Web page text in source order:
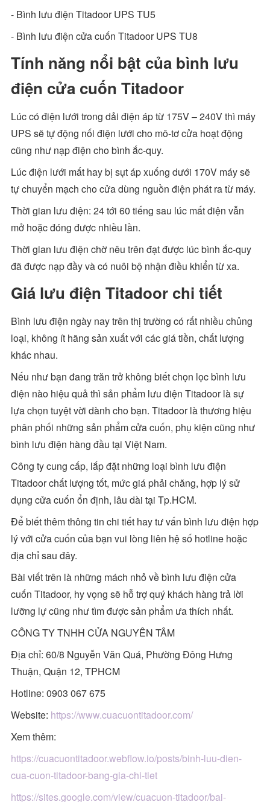
- Bình lưu điện Titadoor UPS TU5
- Bình lưu điện cửa cuốn Titadoor UPS TU8
Tính năng nổi bật của bình lưu
điện cửa cuốn Titadoor
Lúc có điện lưới trong dải điện áp từ 175V – 240V thì máy
UPS sẽ tự động nối điện lưới cho mô-tơ cửa hoạt động
cũng như nạp điện cho bình ắc-quy.
Lúc điện lưới mất hay bị sụt áp xuống dưới 170V máy sẽ
tự chuyển mạch cho cửa dùng nguồn điện phát ra từ máy.
Thời gian lưu điện: 24 tới 60 tiếng sau lúc mất điện vẫn
mở hoặc đóng được nhiều lần.
Thời gian lưu điện chờ nêu trên đạt được lúc bình ắc-quy
đã được nạp đầy và có nuôi bộ nhận điều khiển từ xa.
Giá lưu điện Titadoor chi tiết
Bình lưu điện ngày nay trên thị trường có rất nhiều chủng
loại, không ít hãng sản xuất với các giá tiền, chất lượng
khác nhau.
Nếu như bạn đang trăn trở không biết chọn lọc bình lưu
điện nào hiệu quả thì sản phẩm lưu điện Titadoor là sự
lựa chọn tuyệt vời dành cho bạn. Titadoor là thương hiệu
phân phối những sản phẩm cửa cuốn, phụ kiện cũng như
bình lưu điện hàng đầu tại Việt Nam.
Công ty cung cấp, lắp đặt những loại bình lưu điện
Titadoor chất lượng tốt, mức giá phải chăng, hợp lý sử
dụng cửa cuốn ổn định, lâu dài tại Tp.HCM.
Để biết thêm thông tin chi tiết hay tư vấn bình lưu điện hợp
lý với cửa cuốn của bạn vui lòng liên hệ số hotline hoặc
địa chỉ sau đây.
Bài viết trên là những mách nhỏ về bình lưu điện cửa
cuốn Titadoor, hy vọng sẽ hỗ trợ quý khách hàng trả lời
lưỡng lự cũng như tìm được sản phẩm ưa thích nhất.
CÔNG TY TNHH CỬA NGUYÊN TÂM
Địa chỉ: 60/8 Nguyễn Văn Quá, Phường Đông Hưng
Thuận, Quận 12, TPHCM
Hotline: 0903 067 675
Website: https://www.cuacuontitadoor.com/
Xem thêm:
https://cuacuontitadoor.webflow.io/posts/binh-luu-dien-
cua-cuon-titadoor-bang-gia-chi-tiet
https://sites.google.com/view/cuacuon-titadoor/bai-